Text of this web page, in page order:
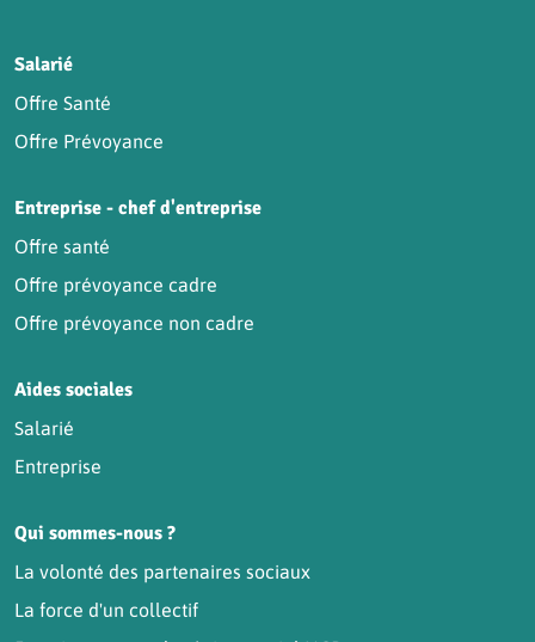
Salarié
Offre Santé
Offre Prévoyance
Entreprise - chef d'entreprise
Offre santé
Offre prévoyance cadre
Offre prévoyance non cadre
Aides sociales
Salarié
Entreprise
Qui sommes-nous ?
La volonté des partenaires sociaux
La force d'un collectif